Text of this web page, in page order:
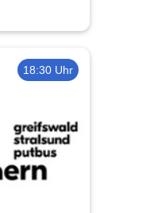
18:30 Uhr